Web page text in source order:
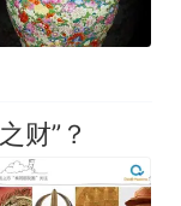
教师，笔
？教育局：
查组全面
财”？